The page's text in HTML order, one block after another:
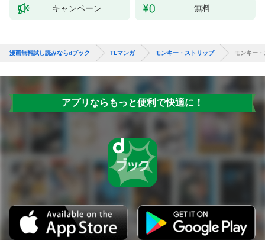
キャンペーン 無料
漫画無料試し読みならdブック TLマンガ モンキー・ストリップ モンキー
アプリならもっと便利で快適に！